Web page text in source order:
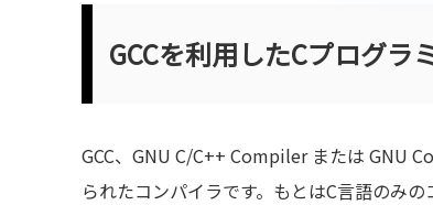
GCCを利用したCプログラ
GCC、GNU C/C++ Compiler または GNU
られたコンパイラです。もとはC言語のみ